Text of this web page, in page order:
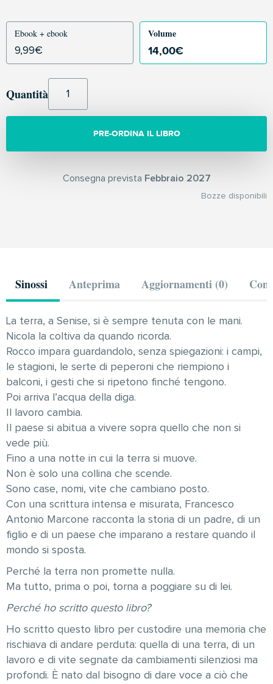
Ebook + ebook
9,99€
Volume
14,00€
Quantità
PRE-ORDINA IL LIBRO
Consegna prevista Febbraio 2027
Bozze disponibili
Sinossi Anteprima Aggiornamenti (0)
La terra, a Senise, si è sempre tenuta con le mani.
Nicola la coltiva da quando ricorda.
Rocco impara guardandolo, senza spiegazioni: i campi,
le stagioni, le serte di peperoni che riempiono i
balconi, i gesti che si ripetono finché tengono.
Poi arriva l’acqua della diga.
Il lavoro cambia.
Il paese si abitua a vivere sopra quello che non si
vede più.
Fino a una notte in cui la terra si muove.
Non è solo una collina che scende.
Sono case, nomi, vite che cambiano posto.
Con una scrittura intensa e misurata, Francesco
Antonio Marcone racconta la storia di un padre, di un
figlio e di un paese che imparano a restare quando il
mondo si sposta.
Perché la terra non promette nulla.
Ma tutto, prima o poi, torna a poggiare su di lei.
Perché ho scritto questo libro?
Ho scritto questo libro per custodire una memoria che
rischiava di andare perduta: quella di una terra, di un
lavoro e di vite segnate da cambiamenti silenziosi ma
profondi. È nato dal bisogno di dare voce a ciò che